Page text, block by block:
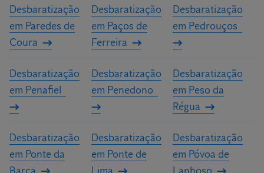
Desbaratização
em Paredes de
Coura
Desbaratização
em Paços de
Ferreira
Desbaratização
em Pedrouços
Desbaratização
em Penafiel
Desbaratização
em Penedono
Desbaratização
em Peso da
Régua
Desbaratização
em Ponte da
Desbaratização
em Ponte de
Desbaratização
em Póvoa de